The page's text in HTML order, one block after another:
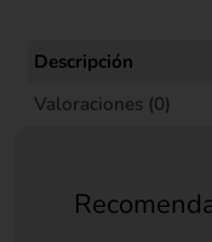
Descripción
Valoraciones (0)